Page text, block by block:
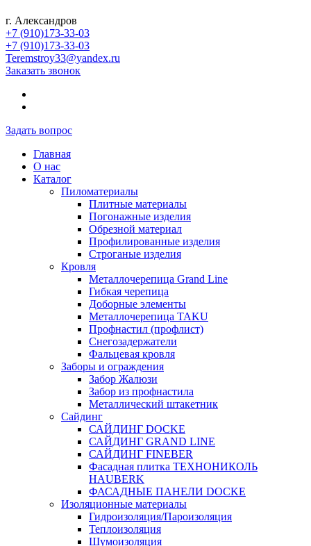
г. Александров
+7 (910)173-33-03
+7 (910)173-33-03
Teremstroy33@yandex.ru
Заказать звонок
Задать вопрос
Главная
О нас
Каталог
Пиломатериалы
Плитные материалы
Погонажные изделия
Обрезной материал
Профилированные изделия
Строганые изделия
Кровля
Металлочерепица Grand Line
Гибкая черепица
Доборные элементы
Металлочерепица TAKU
Профнастил (профлист)
Снегозадержатели
Фальцевая кровля
Заборы и ограждения
Забор Жалюзи
Забор из профнастила
Металлический штакетник
Сайдинг
САЙДИНГ DOCKE
САЙДИНГ GRAND LINE
САЙДИНГ FINEBER
Фасадная плитка ТЕХНОНИКОЛЬ
HAUBERK
ФАСАДНЫЕ ПАНЕЛИ DOCKE
Изоляционные материалы
Гидроизоляция/Пароизоляция
Теплоизоляция
Шумоизоляция